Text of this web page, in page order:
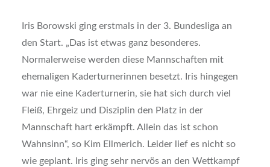
Iris Borowski ging erstmals in der 3. Bundesliga an
den Start. „Das ist etwas ganz besonderes.
Normalerweise werden diese Mannschaften mit
ehemaligen Kaderturnerinnen besetzt. Iris hingegen
war nie eine Kaderturnerin, sie hat sich durch viel
Fleiß, Ehrgeiz und Disziplin den Platz in der
Mannschaft hart erkämpft. Allein das ist schon
Wahnsinn“, so Kim Ellmerich. Leider lief es nicht so
wie geplant. Iris ging sehr nervös an den Wettkampf